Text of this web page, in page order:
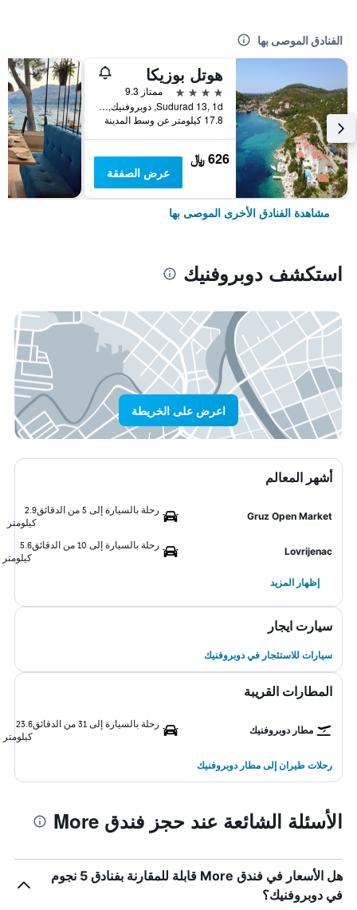
الفنادق الموصى بها
هوتل بوزيكا
4 نجوم
ممتاز 9.3
Sudurad 13, 1d, دوبروفنيك, كرواتيا
17.8 كيلومتر عن وسط المدينة
626 ﷼
عرض الصفقة
مشاهدة الفنادق الأخرى الموصى بها
استكشف دوبروفنيك
اعرض على الخريطة
أشهر المعالم
Gruz Open Market
رحلة بالسيارة إلى 5 من الدقائق
2.9
كيلومتر
Lovrijenac
رحلة بالسيارة إلى 10 من الدقائق
5.6
كيلومتر
إظهار المزيد
سيارت ايجار
سيارات للاستئجار في دوبروفنيك
المطارات القريبة
مطار دوبروفنيك
رحلة بالسيارة إلى 31 من الدقائق
23.6
كيلومتر
رحلات طيران إلى مطار دوبروفنيك
الأسئلة الشائعة عند حجز فندق More
هل الأسعار في فندق More قابلة للمقارنة بفنادق 5 نجوم
في دوبروفنيك؟